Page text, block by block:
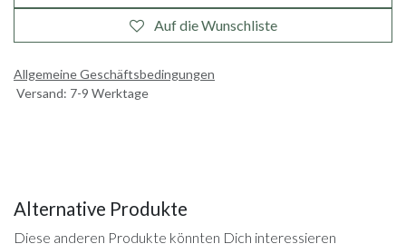
Auf die Wunschliste
Allgemeine Geschäftsbedingungen
Versand: 7-9 Werktage
Alternative Produkte
Diese anderen Produkte könnten Dich interessieren